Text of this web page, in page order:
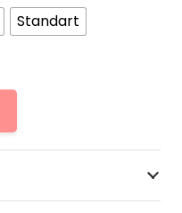
Standart